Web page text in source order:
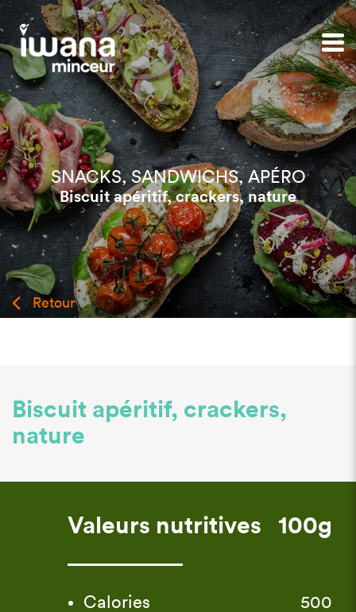
SNACKS, SANDWICHS, APÉRO
Biscuit apéritif, crackers, nature
Retour
Biscuit apéritif, crackers,
nature
Valeurs nutritives 100g
Calories
500